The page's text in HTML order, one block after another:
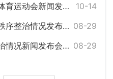
10-14
运动会新闻发布会
08-29
治情况发布会举行
08-29
况新闻发布会举行